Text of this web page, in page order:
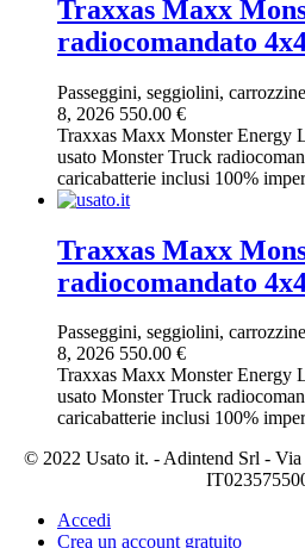
Traxxas Maxx
radiocomandato
Passeggini, seggiolini, carrozzine
8, 2026 550.00 €
Traxxas Maxx Monster Energy
usato Monster Truck
caricabatterie inclusi 100%
Traxxas Maxx
radiocomandato
Passeggini, seggiolini, carrozzine
8, 2026 550.00 €
Traxxas Maxx Monster Energy
usato Monster Truck
caricabatterie inclusi 100%
© 2022 Usato it. - Adintend Srl - Via
Accedi
Crea un account gratuito